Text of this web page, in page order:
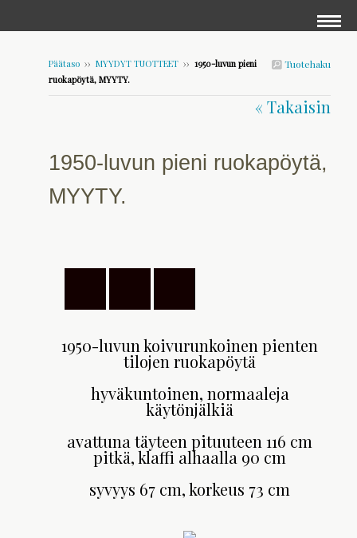
Tuotehaku
Päätaso ›› MYYDYT TUOTTEET ›› 1950-luvun pieni
ruokapöytä, MYYTY.
« Takaisin
1950-luvun pieni ruokapöytä,
MYYTY.
1950-luvun koivurunkoinen pienten
tilojen ruokapöytä
hyväkuntoinen, normaaleja
käytönjälkiä
avattuna täyteen pituuteen 116 cm
pitkä, klaffi alhaalla 90 cm
syvyys 67 cm, korkeus 73 cm